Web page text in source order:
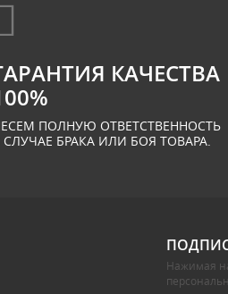
КАЧЕСТВА
ПОЛНУЮ ОТВЕТСТВЕННОСТЬ
СЛУЧАЕ БРАКА ИЛИ БОЯ ТОВАРА.
Нажимая